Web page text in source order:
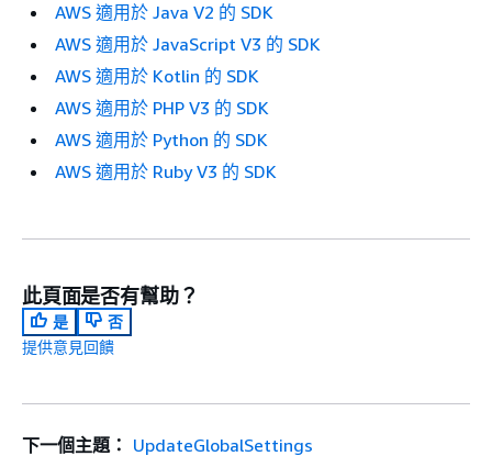
AWS 適用於 Java V2 的 SDK
AWS 適用於 JavaScript V3 的 SDK
AWS 適用於 Kotlin 的 SDK
AWS 適用於 PHP V3 的 SDK
AWS 適用於 Python 的 SDK
AWS 適用於 Ruby V3 的 SDK
此頁面是否有幫助？
是
否
提供意見回饋
下一個主題： UpdateGlobalSettings